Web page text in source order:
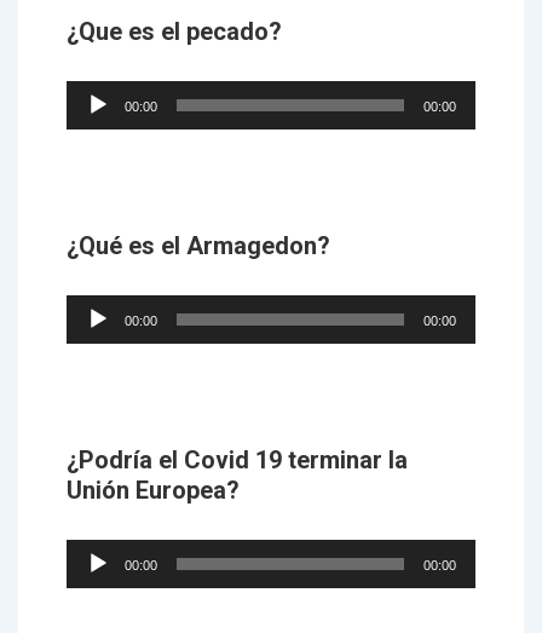
¿Que es el pecado?
Audio
Player
00:00 00:00
¿Qué es el Armagedon?
Audio
Player
00:00 00:00
¿Podría el Covid 19 terminar la
Unión Europea?
Audio
Player
00:00 00:00